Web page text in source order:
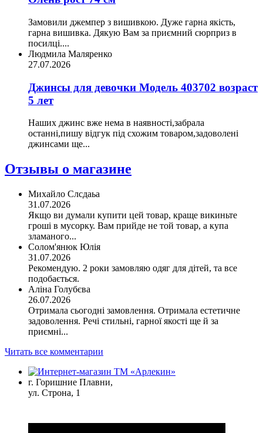
Замовили джемпер з вишивкою. Дуже гарна якість,
гарна вишивка. Дякую Вам за приємний сюрприз в
посилці....
Людмила Маляренко
27.07.2026
Джинсы для девочки Модель 403702 возраст
5 лет
Наших джинс вже нема в наявності,забрала
останні,пишу відгук під схожим товаром,задоволені
джинсами ще...
Отзывы о магазине
Михайло Слсдаьа
31.07.2026
Якщо ви думали купити цей товар, краще викиньте
гроші в мусорку. Вам прийде не той товар, а купа
зламаного...
Солом'янюк Юлія
31.07.2026
Рекомендую. 2 роки замовляю одяг для дітей, та все
подобається.
Аліна Голубєва
26.07.2026
Отримала сьогодні замовлення. Отримала естетичне
задоволення. Речі стильні, гарної якості ще й за
приємні...
Читать все комментарии
г. Горишние Плавни,
ул. Строна, 1